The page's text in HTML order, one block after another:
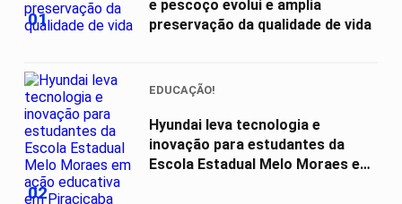
01
e pescoço evolui e amplia
preservação da qualidade de vida
02
EDUCAÇÃO!
Hyundai leva tecnologia e
inovação para estudantes da
Escola Estadual Melo Moraes em